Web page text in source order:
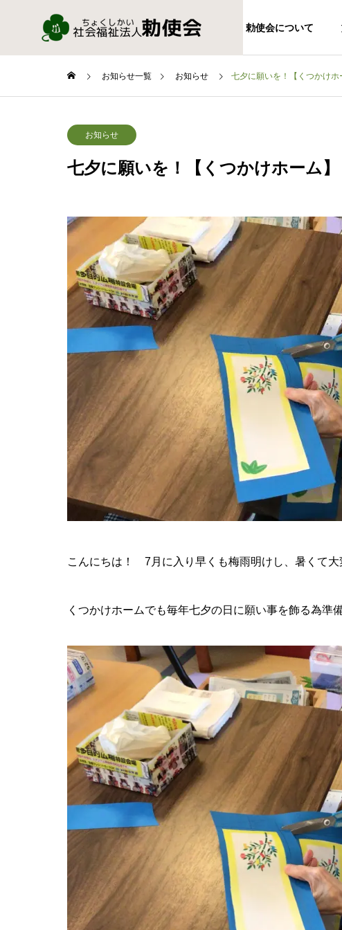
勅使会について
特別養護老人
ム勅使苑
お知らせ一覧 お知らせ 七夕に願いを！【くつかけホ
お知らせ
七夕に願いを！【くつかけホーム】
こんにちは！ 7月に入り早くも梅雨明けし、暑くて大
くつかけホームでも毎年七夕の日に願い事を飾る為準